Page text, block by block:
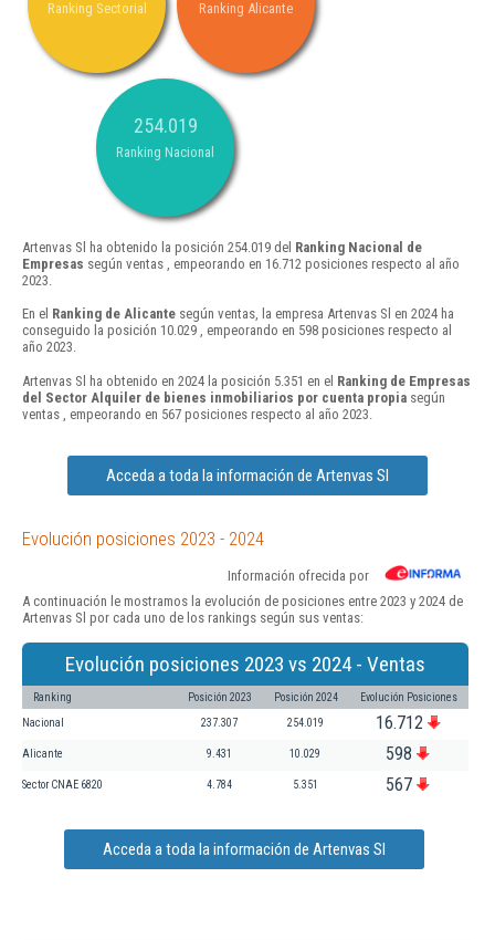
Ranking Sectorial Ranking Alicante
254.019
Ranking Nacional
Artenvas Sl ha obtenido la posición 254.019 del Ranking Nacional de
Empresas según ventas , empeorando en 16.712 posiciones respecto al año
2023.
En el Ranking de Alicante según ventas, la empresa Artenvas Sl en 2024 ha
conseguido la posición 10.029 , empeorando en 598 posiciones respecto al
año 2023.
Artenvas Sl ha obtenido en 2024 la posición 5.351 en el Ranking de Empresas
del Sector Alquiler de bienes inmobiliarios por cuenta propia según
ventas , empeorando en 567 posiciones respecto al año 2023.
Acceda a toda la información de Artenvas Sl
Evolución posiciones 2023 - 2024
Información ofrecida por
A continuación le mostramos la evolución de posiciones entre 2023 y 2024 de
Artenvas Sl por cada uno de los rankings según sus ventas:
Evolución posiciones 2023 vs 2024 - Ventas
Ranking Posición 2023 Posición 2024 Evolución Posiciones
Nacional 237.307 254.019 16.712
Alicante 9.431 10.029 598
Sector CNAE 6820 4.784 5.351 567
Acceda a toda la información de Artenvas Sl